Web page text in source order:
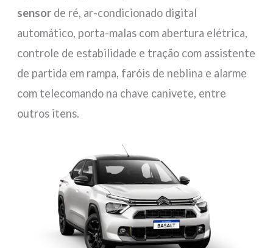
sensor de ré, ar-condicionado digital
automático, porta-malas com abertura elétrica,
controle de estabilidade e tração com assistente
de partida em rampa, faróis de neblina e alarme
com telecomando na chave canivete, entre
outros itens.